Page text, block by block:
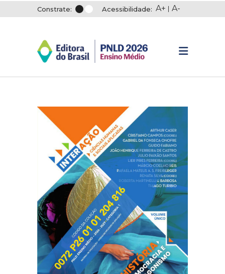
Acessibilidade: A+ A-
Constrate: